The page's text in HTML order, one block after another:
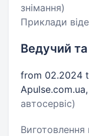
знімання)
Приклади
Ведучий
from 02.2024
Apulse.com.ua,
автосервіс)
Виготовлення